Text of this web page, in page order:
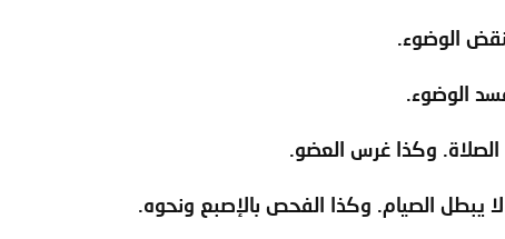
الوضوء.
الوضوء.
وكذا غرس العضو.
يبطل الصيام. وكذا الفحص بالإصبع ونحوه.